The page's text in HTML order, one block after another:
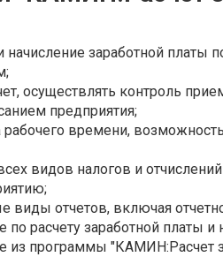
начисление заработной
осуществлять контроль
предприятия;
рабочего времени,
видов налогов и
виды отчетов, включая
по расчету заработной платы
из программы "КАМИН:Расчет